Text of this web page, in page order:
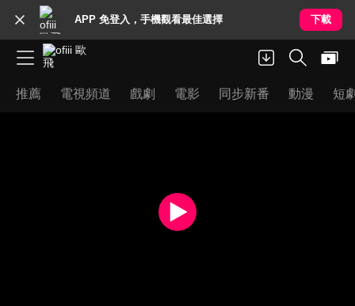
APP 免登入，手機觀看最佳選擇 下載
推薦 電視頻道 戲劇 電影 同步新番 動漫 短